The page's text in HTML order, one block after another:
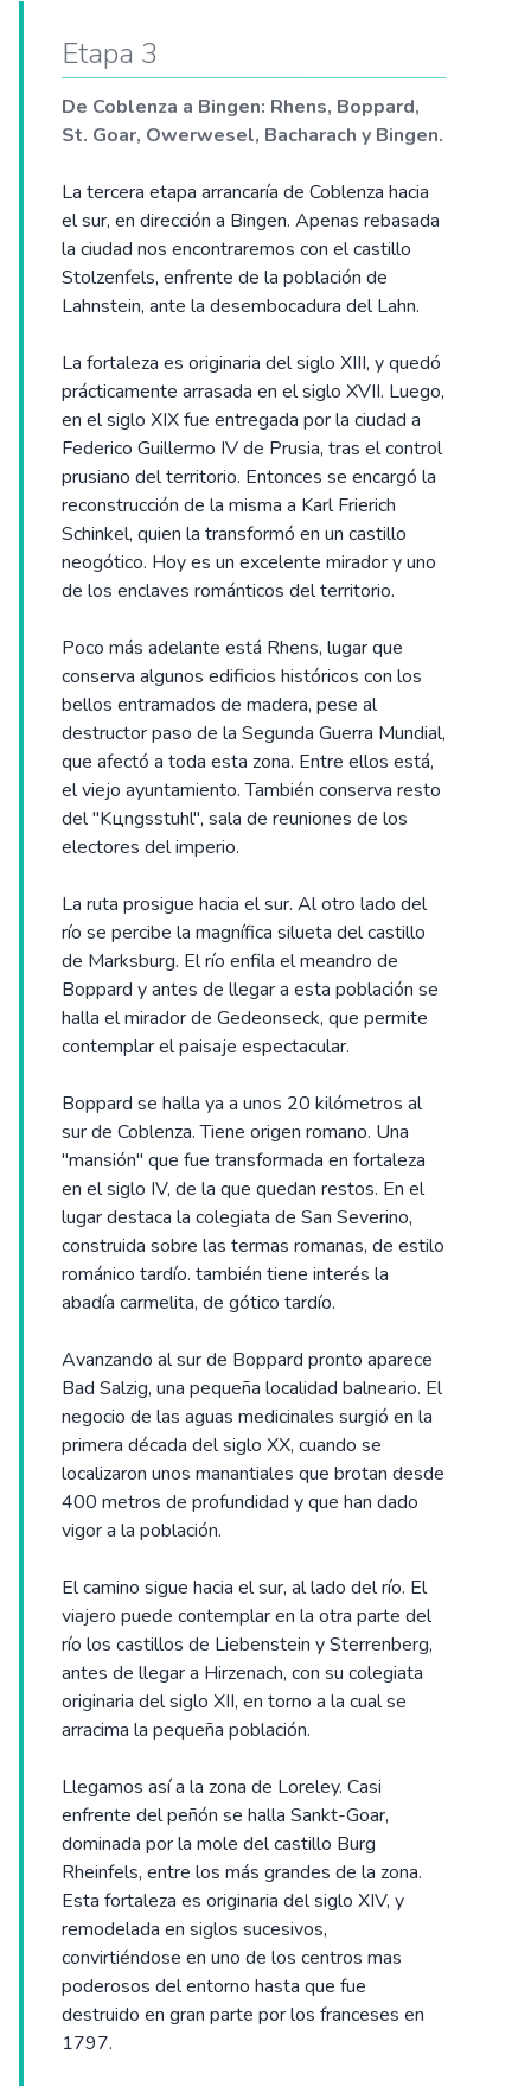
Etapa 3
De Coblenza a Bingen: Rhens, Boppard,
St. Goar, Owerwesel, Bacharach y Bingen.
La tercera etapa arrancaría de Coblenza hacia
el sur, en dirección a Bingen. Apenas rebasada
la ciudad nos encontraremos con el castillo
Stolzenfels, enfrente de la población de
Lahnstein, ante la desembocadura del Lahn.
La fortaleza es originaria del siglo XIII, y quedó
prácticamente arrasada en el siglo XVII. Luego,
en el siglo XIX fue entregada por la ciudad a
Federico Guillermo IV de Prusia, tras el control
prusiano del territorio. Entonces se encargó la
reconstrucción de la misma a Karl Frierich
Schinkel, quien la transformó en un castillo
neogótico. Hoy es un excelente mirador y uno
de los enclaves románticos del territorio.
Poco más adelante está Rhens, lugar que
conserva algunos edificios históricos con los
bellos entramados de madera, pese al
destructor paso de la Segunda Guerra Mundial,
que afectó a toda esta zona. Entre ellos está,
el viejo ayuntamiento. También conserva resto
del "Kцngsstuhl", sala de reuniones de los
electores del imperio.
La ruta prosigue hacia el sur. Al otro lado del
río se percibe la magnífica silueta del castillo
de Marksburg. El río enfila el meandro de
Boppard y antes de llegar a esta población se
halla el mirador de Gedeonseck, que permite
contemplar el paisaje espectacular.
Boppard se halla ya a unos 20 kilómetros al
sur de Coblenza. Tiene origen romano. Una
"mansión" que fue transformada en fortaleza
en el siglo IV, de la que quedan restos. En el
lugar destaca la colegiata de San Severino,
construida sobre las termas romanas, de estilo
románico tardío. también tiene interés la
abadía carmelita, de gótico tardío.
Avanzando al sur de Boppard pronto aparece
Bad Salzig, una pequeña localidad balneario. El
negocio de las aguas medicinales surgió en la
primera década del siglo XX, cuando se
localizaron unos manantiales que brotan desde
400 metros de profundidad y que han dado
vigor a la población.
El camino sigue hacia el sur, al lado del río. El
viajero puede contemplar en la otra parte del
río los castillos de Liebenstein y Sterrenberg,
antes de llegar a Hirzenach, con su colegiata
originaria del siglo XII, en torno a la cual se
arracima la pequeña población.
Llegamos así a la zona de Loreley. Casi
enfrente del peñón se halla Sankt-Goar,
dominada por la mole del castillo Burg
Rheinfels, entre los más grandes de la zona.
Esta fortaleza es originaria del siglo XIV, y
remodelada en siglos sucesivos,
convirtiéndose en uno de los centros mas
poderosos del entorno hasta que fue
destruido en gran parte por los franceses en
1797.